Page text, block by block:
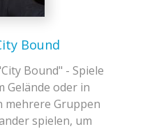
Bound
Bound" - Spiele
Gelände oder in
mehrere Gruppen
spielen, um